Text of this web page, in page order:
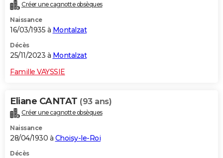
Créer une cagnotte obsèques
Naissance
16/03/1935 à Montalzat
Décès
25/11/2023 à Montalzat
Famille VAYSSIE
Eliane CANTAT (93 ans)
Créer une cagnotte obsèques
Naissance
28/04/1930 à Choisy-le-Roi
Décès